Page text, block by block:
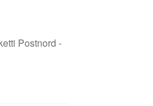
Postnord -